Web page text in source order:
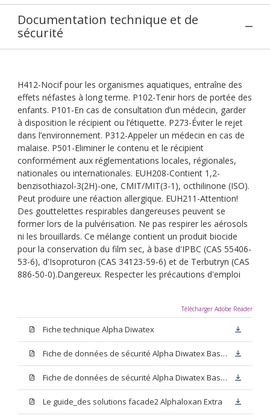
Documentation technique et de
sécurité
H412-Nocif pour les organismes aquatiques, entraîne des
effets néfastes à long terme. P102-Tenir hors de portée des
enfants. P101-En cas de consultation d’un médecin, garder
à disposition le récipient ou l’étiquette. P273-Éviter le rejet
dans l’environnement. P312-Appeler un médecin en cas de
malaise. P501-Eliminer le contenu et le récipient
conformément aux réglementations locales, régionales,
nationales ou internationales. EUH208-Contient 1,2-
benzisothiazol-3(2H)-one, CMIT/MIT(3-1), octhilinone (ISO).
Peut produire une réaction allergique. EUH211-Attention!
Des gouttelettes respirables dangereuses peuvent se
former lors de la pulvérisation. Ne pas respirer les aérosols
ni les brouillards. Ce mélange contient un produit biocide
pour la conservation du film sec, à base d'IPBC (CAS 55406-
53-6), d'Isoproturon (CAS 34123-59-6) et de Terbutryn (CAS
886-50-0).Dangereux. Respecter les précautions d'emploi
Télécharger Adobe Reader
Fiche technique Alpha Diwatex
Fiche de données de sécurité Alpha Diwatex Base N00
Fiche de données de sécurité Alpha Diwatex Base M15
Le guide_des solutions facade2 Alphaloxan Extra